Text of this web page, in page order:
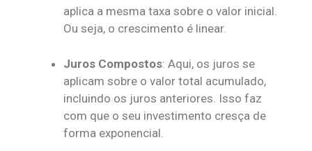
aplica a mesma taxa sobre o valor inicial.
Ou seja, o crescimento é linear.
Juros Compostos: Aqui, os juros se
aplicam sobre o valor total acumulado,
incluindo os juros anteriores. Isso faz
com que o seu investimento cresça de
forma exponencial.